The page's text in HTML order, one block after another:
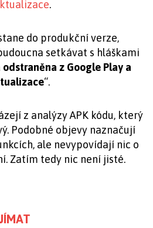
.
do produkční verze,
setkávat s hláškami
z Google Play a
“.
z analýzy APK kódu, který
Podobné objevy naznačují
ale nevypovídají nic o
Zatím tedy nic není jisté.